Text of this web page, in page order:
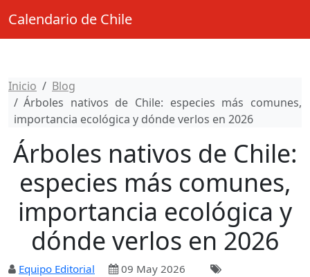
Calendario de Chile
Inicio
Blog
Árboles nativos de Chile: especies más comunes,
importancia ecológica y dónde verlos en 2026
Árboles nativos de Chile:
especies más comunes,
importancia ecológica y
dónde verlos en 2026
Equipo Editorial 09 May 2026